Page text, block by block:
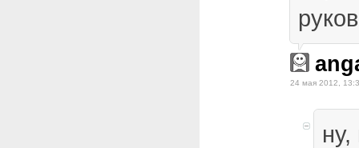
24 мая 2012,